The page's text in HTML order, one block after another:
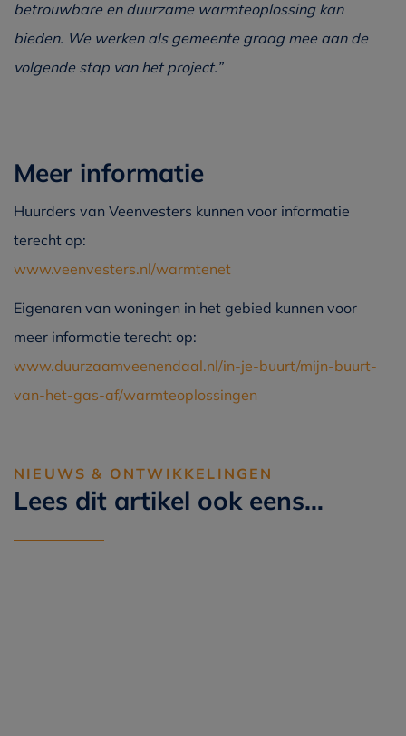
betrouwbare en duurzame warmteoplossing kan
bieden. We werken als gemeente graag mee aan de
volgende stap van het project.”
Meer informatie
Huurders van Veenvesters kunnen voor informatie
terecht op:
www.veenvesters.nl/warmtenet
Eigenaren van woningen in het gebied kunnen voor
meer informatie terecht op:
www.duurzaamveenendaal.nl/in-je-buurt/mijn-buurt-
van-het-gas-af/warmteoplossingen
NIEUWS & ONTWIKKELINGEN
Lees dit artikel ook eens…